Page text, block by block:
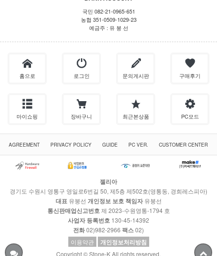
국민 082-21-0965-651
농협 351-0509-1029-23
예금주 : 유 붕 선
홈으로 로그인 문의게시판 구매후기
마이쇼핑 장바구니 최근본상품 PC모드
AGREEMENT PRIVACY POLICY GUIDE PC VER. CUSTOMER CENTER
젤리아
경기도 수원시 영통구 영일로6번길 50, 제5층 제502호(영통동, 경희레스피아)
대표 유붕선 개인정보 보호 책임자유붕선
통신판매업신고번호 제 2023-수원영통-1794 호
사업자 등록번호 130-45-14392
전화02)982-2966 팩스02)
이용약관
개인정보처리방침
Copyright © Stone-K All rights reserved.